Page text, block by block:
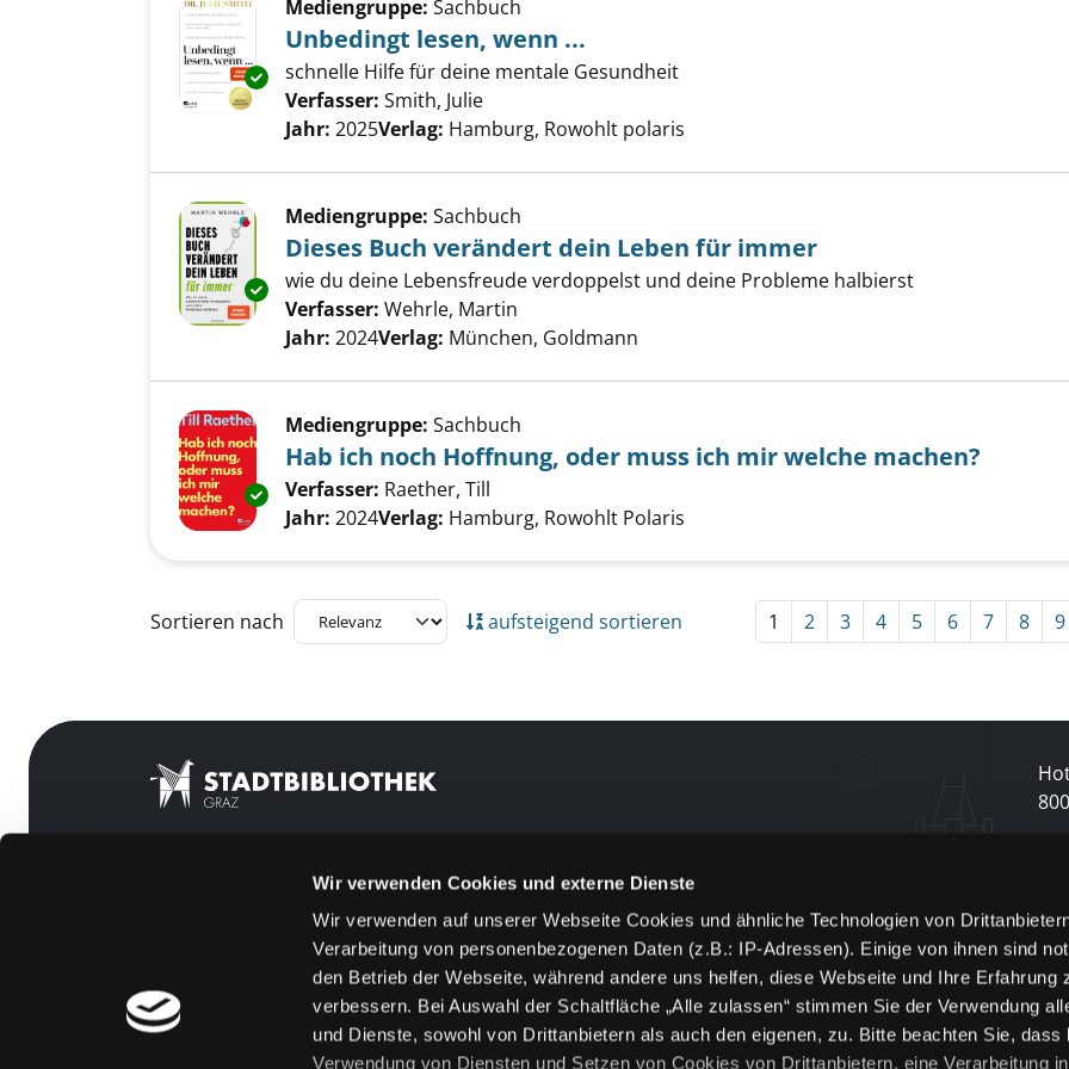
Wir verwenden Cookies und externe Dienste
Wir verwenden auf unserer Webseite Cookies und ähnliche Technologien von
Verarbeitung von personenbezogenen Daten (z.B.: IP-Adressen). Einige von ihnen sind
den Betrieb der Webseite, während andere uns helfen, diese Webseite und Ihre Erfahrung
verbessern. Bei Auswahl der Schaltfläche „Alle zulassen“ stimmen Sie der Verwendung
und Dienste, sowohl von Drittanbietern als auch den eigenen, zu. Bitte beachten Sie, dass
Verwendung von Diensten und Setzen von Cookies von Drittanbietern, eine Verarbeitung
Exemplar-Details von Unbedingt lesen, wenn ... anzeigen
Mediengruppe: Sachbuch
Unbedingt lesen, wenn ...
schnelle Hilfe für deine mentale Gesundheit
Verfasser: Smith, Julie
Jahr: 2025Verlag: Hamburg, Rowohlt polaris
Exemplar-Details von Dieses Buch verändert dein Leben für immer anzeigen
Mediengruppe: Sachbuch
Dieses Buch verändert dein Leben für immer
wie du deine Lebensfreude verdoppelst und deine Probleme halbierst
Verfasser: Wehrle, Martin
Jahr: 2024Verlag: München, Goldmann
Exemplar-Details von Hab ich noch Hoffnung, oder muss ich mir welche machen?
Mediengruppe: Sachbuch
Hab ich noch Hoffnung, oder muss ich mir welche machen?
Verfasser: Raether, Till
Jahr: 2024Verlag: Hamburg, Rowohlt Polaris
Zu den Suchfiltern springen
Sortieren nach aufsteigend sortieren 1 2 3 4 5 6 7 8 9
800
[kju:b]
Feedback
Kontakt
Über uns
Jobs
Medienwunsch